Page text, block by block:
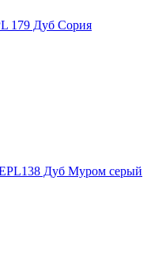
179 Дуб Сория